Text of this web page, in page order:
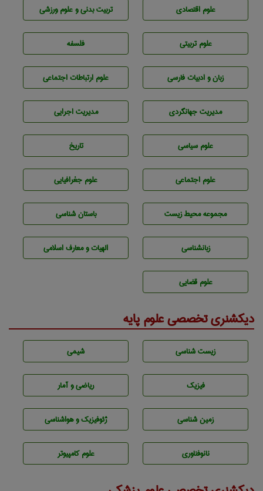
علوم اقتصادی تربيت بدنی و علوم ورزشی
علوم تربيتی فلسفه
زبان و ادبيات فارسی علوم ارتباطات اجتماعی
مديريت جهانگردی مديريت اجرايی
علوم سياسی تاريخ
علوم اجتماعی علوم جغرافيايی
مجموعه محيط زيست باستان شناسی
زبانشناسی الهیات و معارف اسلامی
علوم قضایی
دیکشنری تخصصی علوم پایه
زيست شناسی شيمی
فیزیک ریاضی و آمار
زمين شناسی ژئوفيزيك و هواشناسی
نانوفناوری علوم کامپیوتر